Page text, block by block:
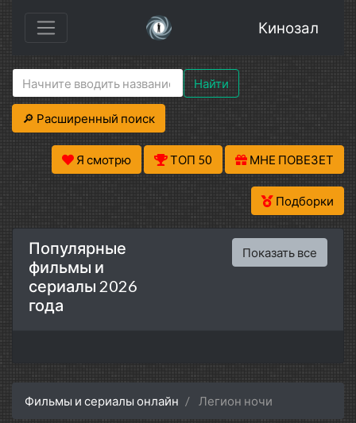
Кинозал
Найти
🔎 Расширенный поиск
Я смотрю ТОП 50 МНЕ ПОВЕЗЕТ
Подборки
Популярные
фильмы и
сериалы 2026
года
Показать все
Фильмы и сериалы онлайн Легион ночи